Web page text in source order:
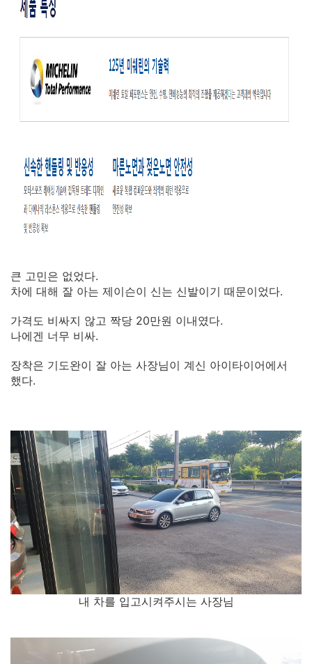
큰 고민은 없었다.
차에 대해 잘 아는 제이슨이 신는 신발이기 때문이었다.
가격도 비싸지 않고 짝당 20만원 이내였다.
나에겐 너무 비싸.
장착은 기도완이 잘 아는 사장님이 계신 아이타이어에서
했다.
내 차를 입고시켜주시는 사장님